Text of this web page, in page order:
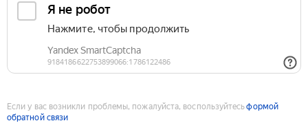
Если у вас возникли проблемы, пожалуйста, воспользуйтесьформой
обратной связи